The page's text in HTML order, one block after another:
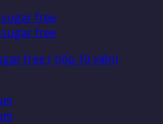
free ( hộp 10 viên)